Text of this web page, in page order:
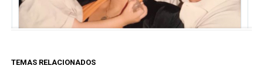
TEMAS RELACIONADOS